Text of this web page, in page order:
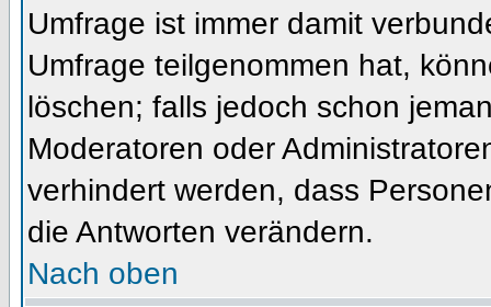
Umfrage ist immer damit
Umfrage teilgenommen hat,
löschen; falls jedoch schon
Moderatoren oder
verhindert werden, dass
die Antworten verändern.
Nach oben